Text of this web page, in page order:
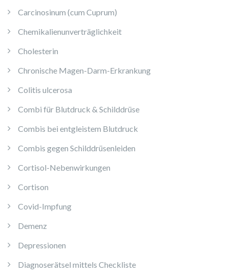
Carcinosinum (cum Cuprum)
Chemikalienunverträglichkeit
Cholesterin
Chronische Magen-Darm-Erkrankung
Colitis ulcerosa
Combi für Blutdruck & Schilddrüse
Combis bei entgleistem Blutdruck
Combis gegen Schilddrüsenleiden
Cortisol-Nebenwirkungen
Cortison
Covid-Impfung
Demenz
Depressionen
Diagnoserätsel mittels Checkliste